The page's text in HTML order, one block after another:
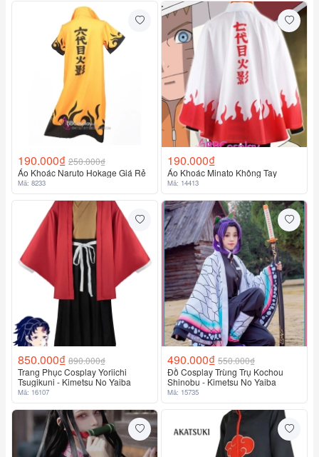
190.000₫ 250.000₫
Áo Khoác Naruto Hokage Giá Rẻ
Mã: 8233
190.000₫
Áo Khoác Minato Không Tay
Mã: 14413
850.000₫ 890.000₫
Trang Phục Cosplay Yoriichi
Tsugikuni - Kimetsu No Yaiba
Mã: 16107
490.000₫ 550.000₫
Đồ Cosplay Trùng Trụ Kochou
Shinobu - Kimetsu No Yaiba
Mã: 15735